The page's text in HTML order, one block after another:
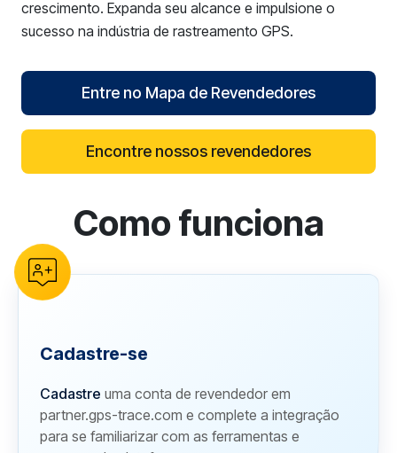
crescimento. Expanda seu alcance e impulsione o
sucesso na indústria de rastreamento GPS.
Entre no Mapa de Revendedores
Encontre nossos revendedores
reCAPTCHA verification
Como funciona
Cadastre-se
Cadastre uma conta de revendedor em
partner.gps-trace.com e complete a integração
para se familiarizar com as ferramentas e